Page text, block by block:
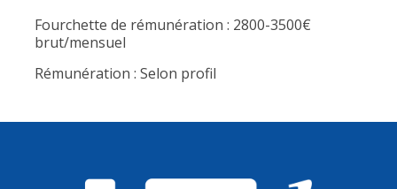
Fourchette de rémunération : 2800-3500€
brut/mensuel
Rémunération : Selon profil